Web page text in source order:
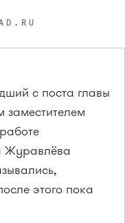
с поста главы
Журавлёва
этого пока